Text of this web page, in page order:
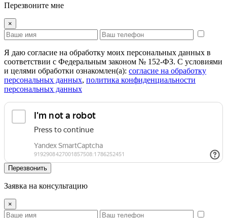
Перезвоните мне
×
Я даю согласие на обработку моих персональных данных в
соответствии с Федеральным законом № 152-ФЗ. С условиями
и целями обработки ознакомлен(а): cогласие на обработку
персональных данных, политика конфиденциальности
персональных данных
Перезвонить
Заявка на консультацию
×